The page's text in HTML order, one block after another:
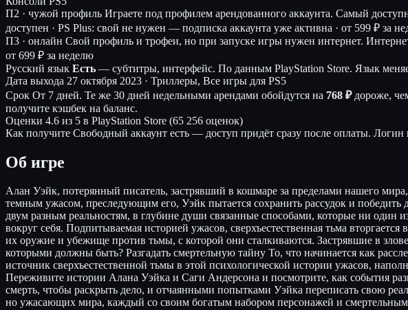
П2 · чужой профиль Играете под профилем арендованного аккаунта. Самый
доступен · PS Plus: свой не нужен — подписка аккаунта уже активна · от 599 ₽ за
П3 · онлайн Свой профиль и трофеи, но при запуске игры нужен интернет.
от 699 ₽ за неделю
Русский язык Есть — субтитры, интерфейс. По данным PlayStation Store. Язык
Дата выхода 27 октября 2023 · Триллеры, Все игры для PS5
Срок От 7 дней. Те же 30 дней недельными арендами обойдутся на 768 ₽дороже,
получите кэшбек на баланс.
Оценки 4.6 из 5 в PlayStation Store (65 256 оценок)
Как получите Свободный аккаунт есть — доступ придёт сразу после оплаты.
Об игре
Алан Уэйк, потерянный писатель, застрявший в кошмаре за пределами нашего
темным ужасом, преследующим его, Уэйк пытается сохранить рассудок и
двум разным реальностям, в глубине души связанные способами, которые ни
вокруг себя. Подпитываемая историей ужасов, сверхъестественная тьма
их оружие и убежище против тьмы, с которой они сталкиваются. Застрявшие в
которыми должны быть? Разгадать смертельную тайну То, что начинается как
источник сверхъестественной тьмы в этой психологической истории ужасов,
Переживите истории Алана Уэйка и Саги Андерсона и посмотрите, как события
смерть, чтобы раскрыть дело, и отчаянными попытками Уэйка переписать свою
но ужасающих мира, каждый со своим богатым набором персонажей и